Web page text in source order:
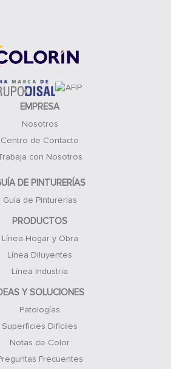
EMPRESA
Nosotros
Centro de Contacto
con Nosotros
DE PINTURERÍAS
Guía de Pinturerías
PRODUCTOS
Línea Hogar y Obra
Línea Diluyentes
Línea Industria
Y SOLUCIONES
Patologías
Superficies Difíciles
Notas de Color
Frecuentes